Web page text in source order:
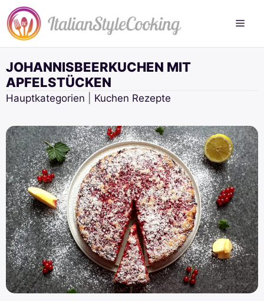
Zum
Inhalt
springen
JOHANNISBEERKUCHEN MIT
APFELSTÜCKEN
Hauptkategorien Kuchen Rezepte